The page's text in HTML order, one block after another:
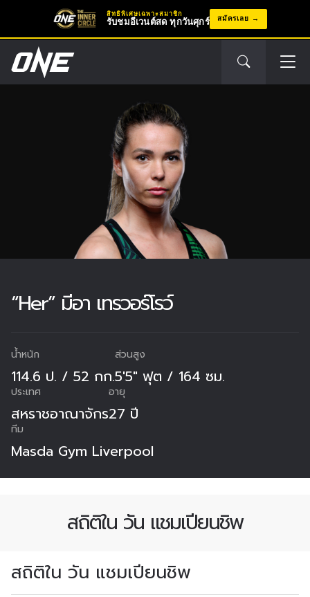
สิทธิพิเศษเฉพาะสมาชิก
รับชมอีเวนต์สด ทุกวันศุกร์ สมัครเลย
“Her” มีอา เทรวอร์โรว์
น้ำหนัก
114.6 ป. / 52 กก.
ส่วนสูง
5'5" ฟุต / 164 ซม.
ประเทศ
สหราชอาณาจักร
อายุ
27 ปี
ทีม
Masda Gym Liverpool
สถิติใน วัน แชมเปียนชิพ
สถิติใน วัน แชมเปียนชิพ